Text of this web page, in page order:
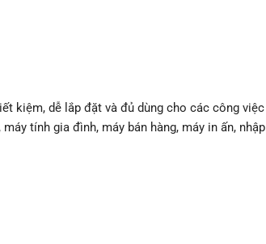
kiệm, dễ lắp đặt và đủ dùng cho các công việc
tính gia đình, máy bán hàng, máy in ấn, nhập